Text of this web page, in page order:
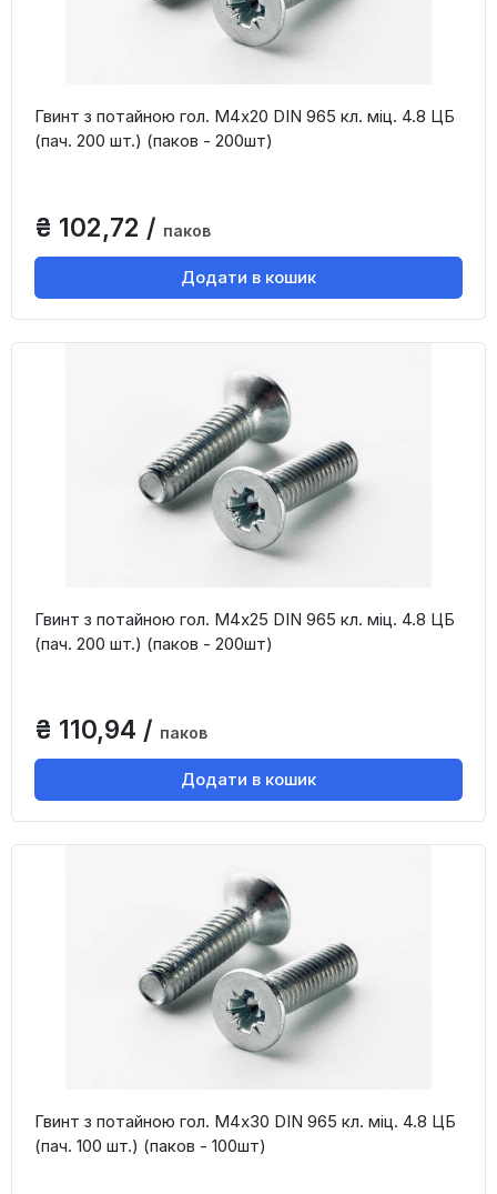
Гвинт з потайною гол. М4х20 DIN 965 кл. міц. 4.8 ЦБ
(пач. 200 шт.) (паков - 200шт)
₴ 102,72 / паков
Додати в кошик
Гвинт з потайною гол. М4х25 DIN 965 кл. міц. 4.8 ЦБ
(пач. 200 шт.) (паков - 200шт)
₴ 110,94 / паков
Додати в кошик
Гвинт з потайною гол. М4х30 DIN 965 кл. міц. 4.8 ЦБ
(пач. 100 шт.) (паков - 100шт)